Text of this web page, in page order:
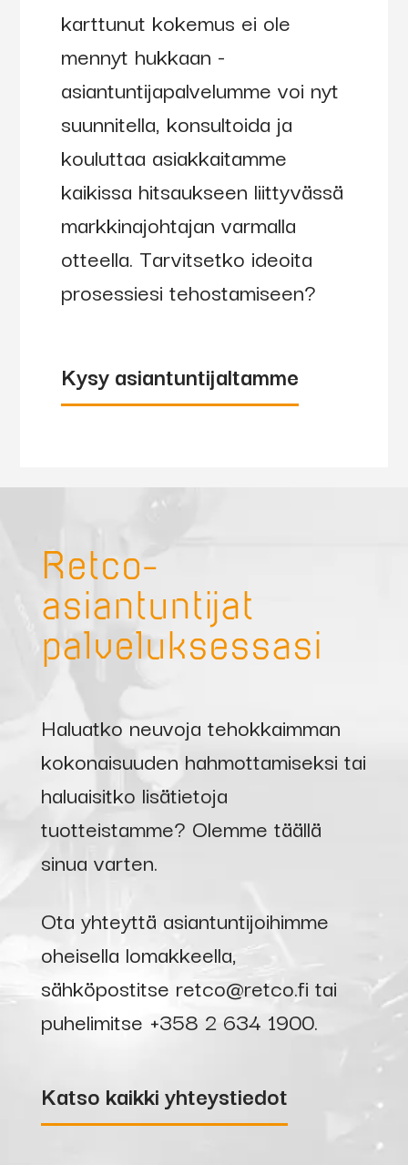
karttunut kokemus ei ole
mennyt hukkaan -
asiantuntijapalvelumme voi nyt
suunnitella, konsultoida ja
kouluttaa asiakkaitamme
kaikissa hitsaukseen liittyvässä
markkinajohtajan varmalla
otteella. Tarvitsetko ideoita
prosessiesi tehostamiseen?
Kysy asiantuntijaltamme
Retco-
asiantuntijat
palveluksessasi
Haluatko neuvoja tehokkaimman
kokonaisuuden hahmottamiseksi tai
haluaisitko lisätietoja
tuotteistamme? Olemme täällä
sinua varten.
Ota yhteyttä asiantuntijoihimme
oheisella lomakkeella,
sähköpostitse retco@retco.fi tai
puhelimitse +358 2 634 1900.
Katso kaikki yhteystiedot